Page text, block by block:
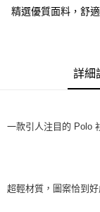
全盈+PAY
全家取貨付款
7-11取貨付款
精選優質面料，舒
詳細
一款引人注目的 Polo
超輕材質，圖案恰到好